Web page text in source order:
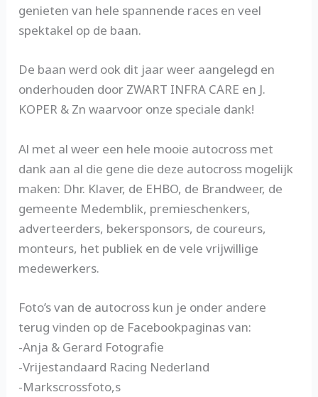
genieten van hele spannende races en veel
spektakel op de baan.
De baan werd ook dit jaar weer aangelegd en
onderhouden door ZWART INFRA CARE en J.
KOPER & Zn waarvoor onze speciale dank!
Al met al weer een hele mooie autocross met
dank aan al die gene die deze autocross mogelijk
maken: Dhr. Klaver, de EHBO, de Brandweer, de
gemeente Medemblik, premieschenkers,
adverteerders, bekersponsors, de coureurs,
monteurs, het publiek en de vele vrijwillige
medewerkers.
Foto’s van de autocross kun je onder andere
terug vinden op de Facebookpaginas van:
-Anja & Gerard Fotografie
-Vrijestandaard Racing Nederland
-Markscrossfoto,s